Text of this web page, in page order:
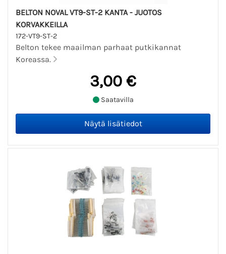
BELTON NOVAL VT9-ST-2 KANTA - JUOTOS
KORVAKKEILLA
172-VT9-ST-2
Belton tekee maailman parhaat putkikannat
Koreassa.
3,00 €
Saatavilla